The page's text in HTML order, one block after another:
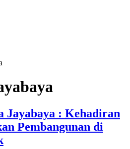
Jayabaya : Kehadiran
Pembangunan di